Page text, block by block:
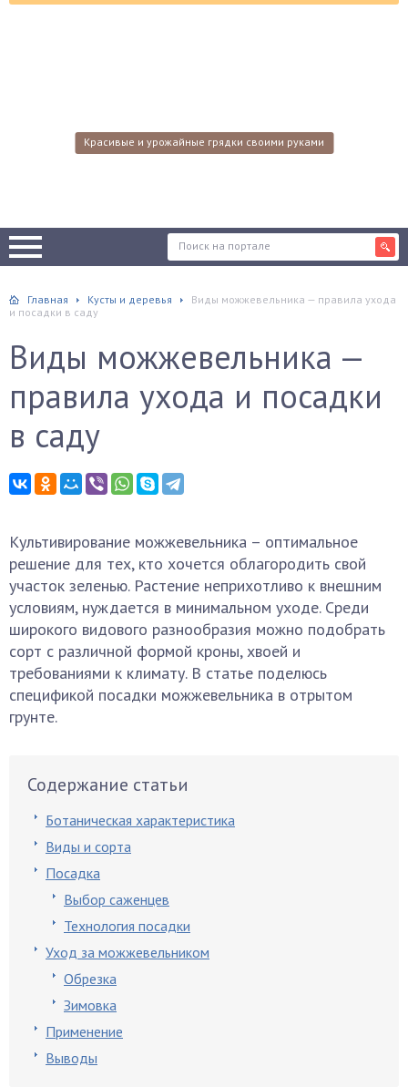
Красивые и урожайные грядки своими руками
Главная Кусты и деревья
Виды можжевельника — правила ухода
и посадки в саду
Виды можжевельника —
правила ухода и посадки
в саду
Культивирование можжевельника – оптимальное
решение для тех, кто хочется облагородить свой
участок зеленью. Растение неприхотливо к внешним
условиям, нуждается в минимальном уходе. Среди
широкого видового разнообразия можно подобрать
сорт с различной формой кроны, хвоей и
требованиями к климату. В статье поделюсь
спецификой посадки можжевельника в отрытом
грунте.
Содержание статьи
Ботаническая характеристика
Виды и сорта
Посадка
Выбор саженцев
Технология посадки
Уход за можжевельником
Обрезка
Зимовка
Применение
Выводы